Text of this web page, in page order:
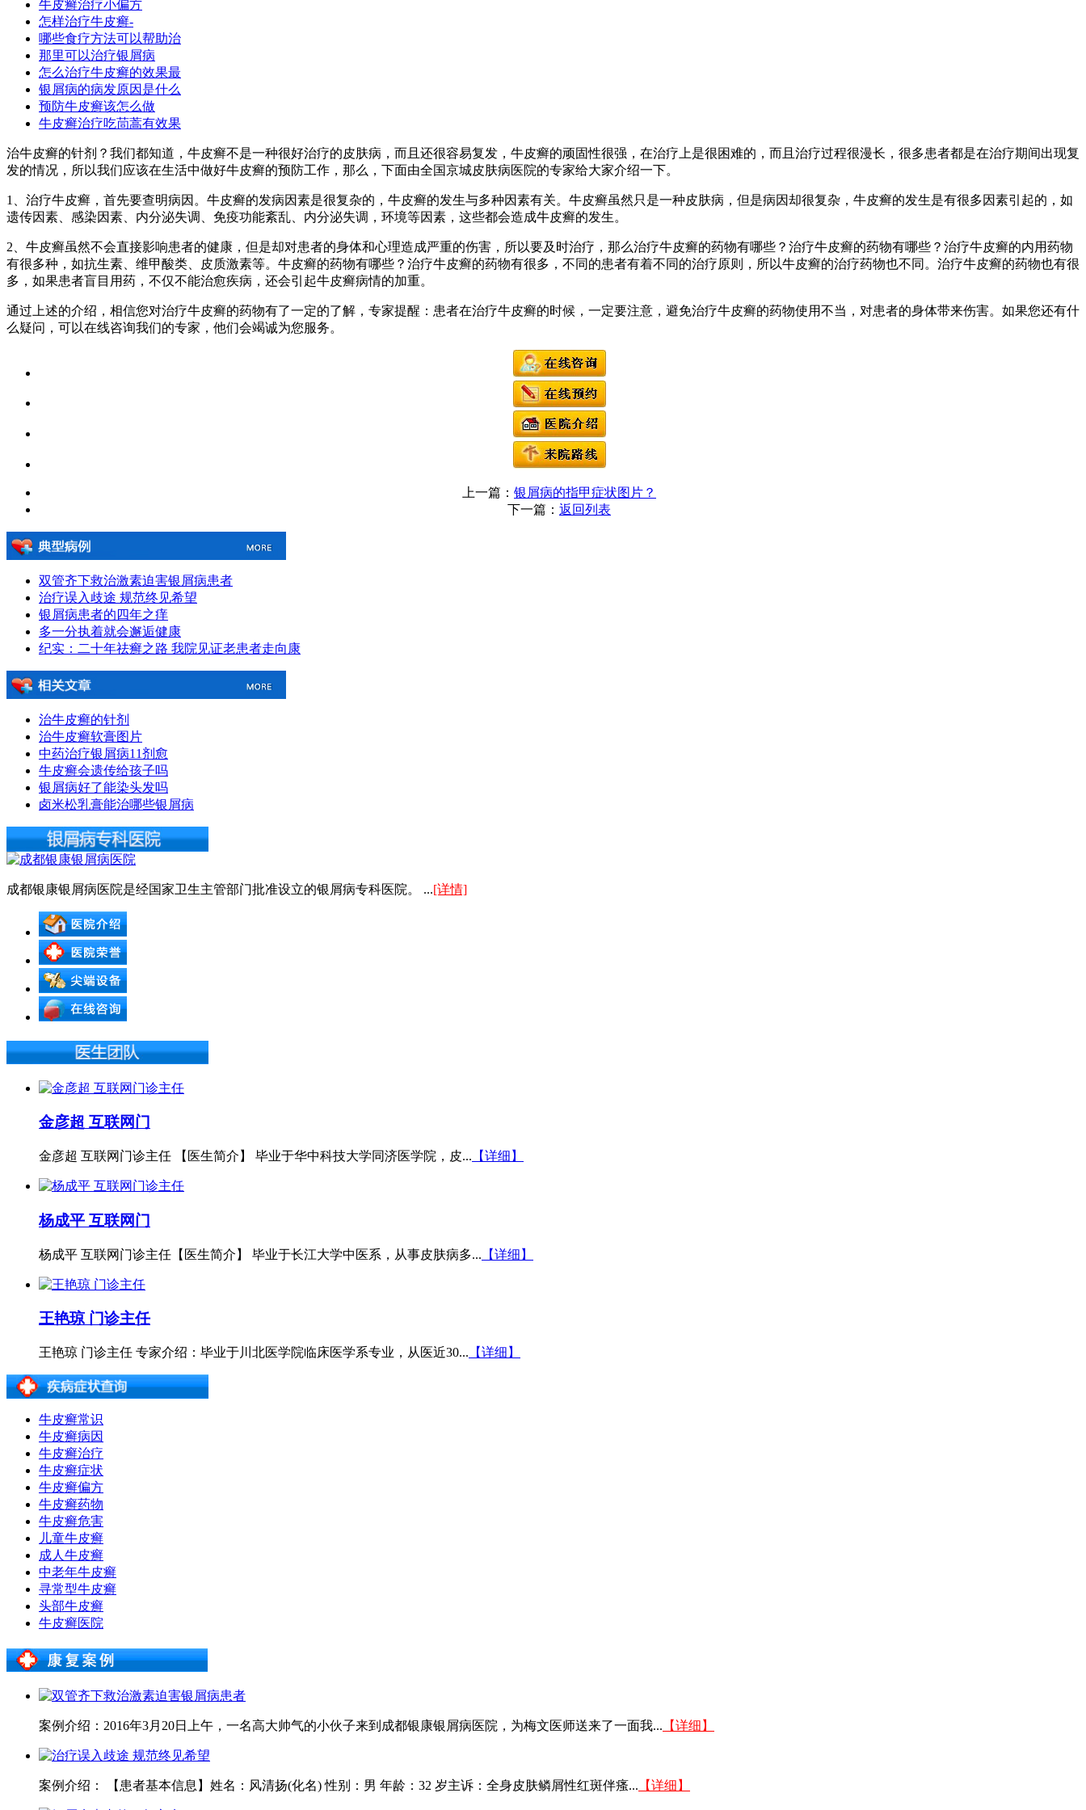
牛皮癣治疗小偏方
怎样治疗牛皮癣-
哪些食疗方法可以帮助治
那里可以治疗银屑病
怎么治疗牛皮癣的效果最
银屑病的病发原因是什么
预防牛皮癣该怎么做
牛皮癣治疗吃茼蒿有效果
治牛皮癣的针剂？我们都知道，牛皮癣不是一种很好治疗的皮肤病，而且还很容易复发，牛皮癣的顽固性很强，在治疗上是很困难的，而且治疗过程很漫长，很多患者都是在治疗期间出现复
发的情况，所以我们应该在生活中做好牛皮癣的预防工作，那么，下面由全国京城皮肤病医院的专家给大家介绍一下。
1、治疗牛皮癣，首先要查明病因。牛皮癣的发病因素是很复杂的，牛皮癣的发生与多种因素有关。牛皮癣虽然只是一种皮肤病，但是病因却很复杂，牛皮癣的发生是有很多因素引起的，如
遗传因素、感染因素、内分泌失调、免疫功能紊乱、内分泌失调，环境等因素，这些都会造成牛皮癣的发生。
2、牛皮癣虽然不会直接影响患者的健康，但是却对患者的身体和心理造成严重的伤害，所以要及时治疗，那么治疗牛皮癣的药物有哪些？治疗牛皮癣的药物有哪些？治疗牛皮癣的内用药物
有很多种，如抗生素、维甲酸类、皮质激素等。牛皮癣的药物有哪些？治疗牛皮癣的药物有很多，不同的患者有着不同的治疗原则，所以牛皮癣的治疗药物也不同。治疗牛皮癣的药物也有很
多，如果患者盲目用药，不仅不能治愈疾病，还会引起牛皮癣病情的加重。
通过上述的介绍，相信您对治疗牛皮癣的药物有了一定的了解，专家提醒：患者在治疗牛皮癣的时候，一定要注意，避免治疗牛皮癣的药物使用不当，对患者的身体带来伤害。如果您还有什
么疑问，可以在线咨询我们的专家，他们会竭诚为您服务。
上一篇： 银屑病的指甲症状图片？
下一篇： 返回列表
双管齐下救治激素迫害银屑病患者
治疗误入歧途 规范终见希望
银屑病患者的四年之痒
多一分执着就会邂逅健康
纪实：二十年祛癣之路 我院见证老患者走向康
治牛皮癣的针剂
治牛皮癣软膏图片
中药治疗银屑病11剂愈
牛皮癣会遗传给孩子吗
银屑病好了能染头发吗
卤米松乳膏能治哪些银屑病
成都银康银屑病医院是经国家卫生主管部门批准设立的银屑病专科医院。 ...[详情]
金彦超 互联网门
金彦超 互联网门诊主任 【医生简介】 毕业于华中科技大学同济医学院，皮... 【详细】
杨成平 互联网门
杨成平 互联网门诊主任【医生简介】 毕业于长江大学中医系，从事皮肤病多... 【详细】
王艳琼 门诊主任
王艳琼 门诊主任 专家介绍：毕业于川北医学院临床医学系专业，从医近30... 【详细】
牛皮癣常识
牛皮癣病因
牛皮癣治疗
牛皮癣症状
牛皮癣偏方
牛皮癣药物
牛皮癣危害
儿童牛皮癣
成人牛皮癣
中老年牛皮癣
寻常型牛皮癣
头部牛皮癣
牛皮癣医院
案例介绍：2016年3月20日上午，一名高大帅气的小伙子来到成都银康银屑病医院，为梅文医师送来了一面我... 【详细】
案例介绍： 【患者基本信息】姓名：风清扬(化名) 性别：男 年龄：32 岁主诉：全身皮肤鳞屑性红斑伴瘙... 【详细】